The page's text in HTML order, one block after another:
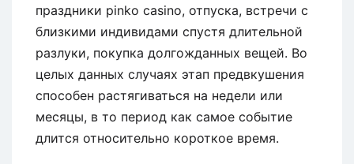
праздники pinko casino, отпуска, встречи с
близкими индивидами спустя длительной
разлуки, покупка долгожданных вещей. Во
целых данных случаях этап предвкушения
способен растягиваться на недели или
месяцы, в то период как самое событие
длится относительно короткое время.